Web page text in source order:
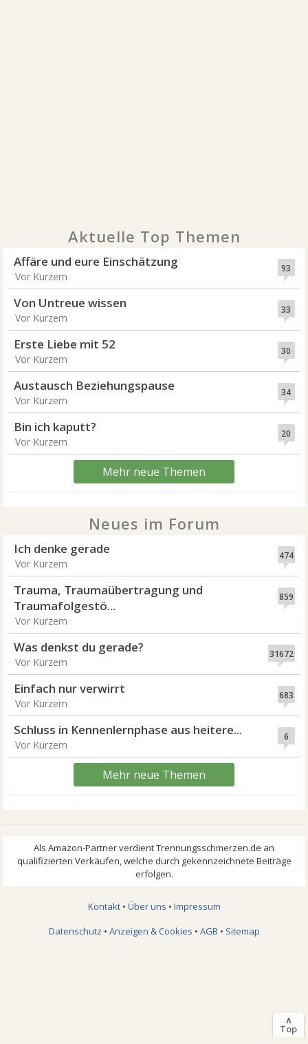
Aktuelle Top Themen
93
Affäre und eure Einschätzung
Vor Kurzem
33
Von Untreue wissen
Vor Kurzem
30
Erste Liebe mit 52
Vor Kurzem
34
Austausch Beziehungspause
Vor Kurzem
20
Bin ich kaputt?
Vor Kurzem
Mehr neue Themen
Neues im Forum
474
Ich denke gerade
Vor Kurzem
859
Trauma, Traumaübertragung und
Traumafolgestö...
Vor Kurzem
31672
Was denkst du gerade?
Vor Kurzem
683
Einfach nur verwirrt
Vor Kurzem
6
Schluss in Kennenlernphase aus heitere...
Vor Kurzem
Mehr neue Themen
Kontakt• Über uns • Impressum
Datenschutz • Anzeigen & Cookies • AGB • Sitemap
∧
Top